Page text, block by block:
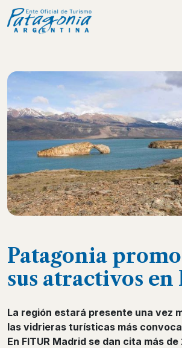
Patagonia
sus atractivos en
La región estará presente una vez
las vidrieras turísticas más
En FITUR Madrid se dan cita más